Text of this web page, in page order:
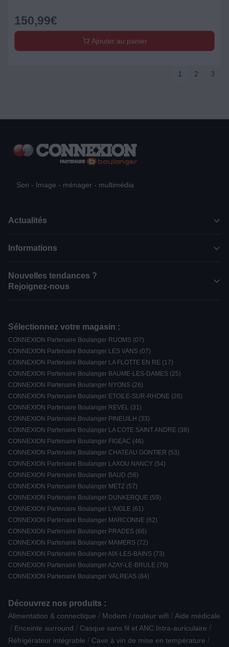
150,99€
Ajouter au panier
1 2 3
Son - Image - ménager - multimédia
Actualités
Informations
Nouvelles tendances ?
Rejoignez-nous
Sélectionnez votre magasin :
CONNEXION Partenaire Boulanger RUOMS (07)
CONNEXION Partenaire Boulanger LES VANS (07)
CONNEXION Partenaire Boulanger LA FLOTTE EN RE (17)
CONNEXION Partenaire Boulanger BAUME-LES-DAMES (25)
CONNEXION Partenaire Boulanger NYONS (26)
CONNEXION Partenaire Boulanger ETOILE-SUR-RHONE (26)
CONNEXION Partenaire Boulanger REVEL (31)
CONNEXION Partenaire Boulanger PINEUILH (33)
CONNEXION Partenaire Boulanger LA COTE SAINT ANDRE (38)
CONNEXION Partenaire Boulanger FIGEAC (46)
CONNEXION Partenaire Boulanger CHATEAU GONTIER (53)
CONNEXION Partenaire Boulanger LAXOU NANCY (54)
CONNEXION Partenaire Boulanger BAUD (56)
CONNEXION Partenaire Boulanger METZ (57)
CONNEXION Partenaire Boulanger DUNKERQUE (59)
CONNEXION Partenaire Boulanger L'AIGLE (61)
CONNEXION Partenaire Boulanger MARCONNE (62)
CONNEXION Partenaire Boulanger PRADES (66)
CONNEXION Partenaire Boulanger MAMERS (72)
CONNEXION Partenaire Boulanger AIX-LES-BAINS (73)
CONNEXION Partenaire Boulanger AZAY-LE-BRULE (79)
CONNEXION Partenaire Boulanger VALREAS (84)
Découvrez nos produits :
Alimentation & connectique / Modem / routeur wifi / Aide médicale
/ Enceinte surround / Casque sans fil et ANC Intra-auriculaire /
Réfrigérateur intégrable / Cave à vin de mise en température /